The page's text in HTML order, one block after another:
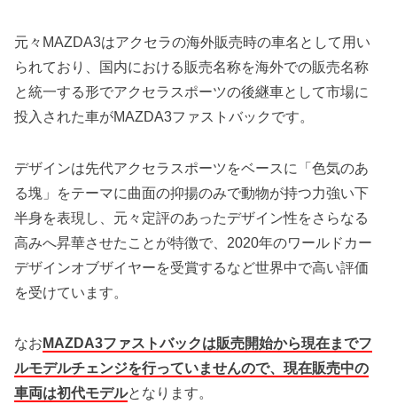
元々MAZDA3はアクセラの海外販売時の車名として用い
られており、国内における販売名称を海外での販売名称
と統一する形でアクセラスポーツの後継車として市場に
投入された車がMAZDA3ファストバックです。
デザインは先代アクセラスポーツをベースに「色気のあ
る塊」をテーマに曲面の抑揚のみで動物が持つ力強い下
半身を表現し、元々定評のあったデザイン性をさらなる
高みへ昇華させたことが特徴で、2020年のワールドカー
デザインオブザイヤーを受賞するなど世界中で高い評価
を受けています。
なお MAZDA3ファストバックは販売開始から現在までフ
ルモデルチェンジを行っていませんので、現在販売中の
車両は初代モデルとなります。